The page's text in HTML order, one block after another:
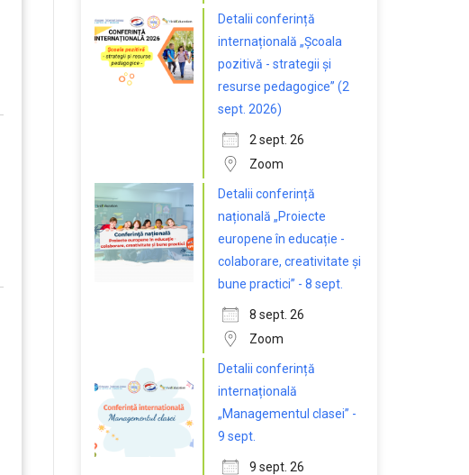
Detalii conferință
internațională „Școala
pozitivă - strategii și
resurse pedagogice” (2
sept. 2026)
2 sept. 26
Zoom
Detalii conferință
națională „Proiecte
europene în educație -
colaborare, creativitate și
bune practici” - 8 sept.
8 sept. 26
Zoom
Detalii conferință
internațională
„Managementul clasei” -
9 sept.
9 sept. 26